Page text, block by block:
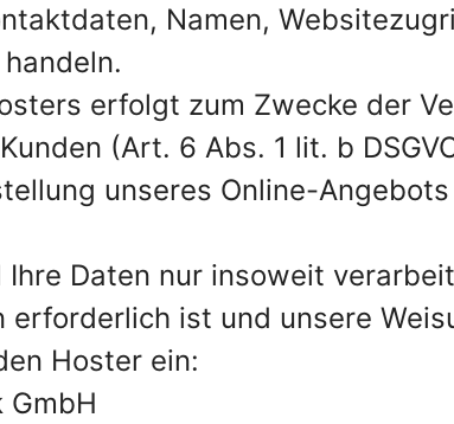
Namen,
erfolgt zum Zwecke der
(Art. 6 Abs. 1 lit. b
unseres Online-
Daten nur insoweit
ist und unsere
Hoster ein:
GmbH